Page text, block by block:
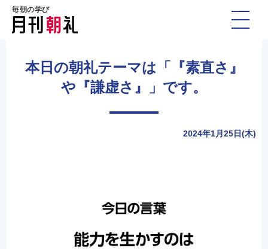
毎朝の学び
本日の朝礼テーマは「『素直さ』
や『謙虚さ』」です。
2024年1月25日(木)